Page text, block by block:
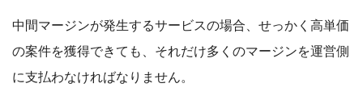
中間マージンが発生するサービスの場合、せっかく高単価
の案件を獲得できても、それだけ多くのマージンを運営側
に支払わなければなりません。